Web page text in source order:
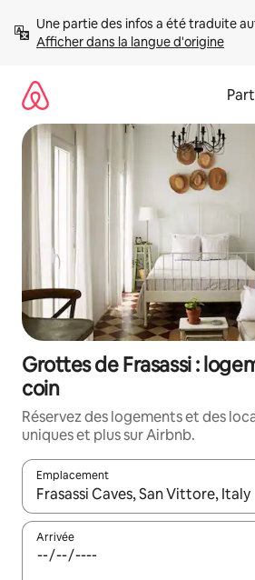
directement
Afficher dans la langue d'origine
Grottes de Frasassi :
coin
Réservez des logements et des
uniques et plus sur Airbnb.
Emplacement
Quand les résultats sont affichés,
Arrivée